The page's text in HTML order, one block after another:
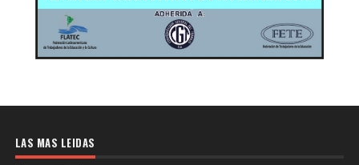
LAS MAS LEIDAS